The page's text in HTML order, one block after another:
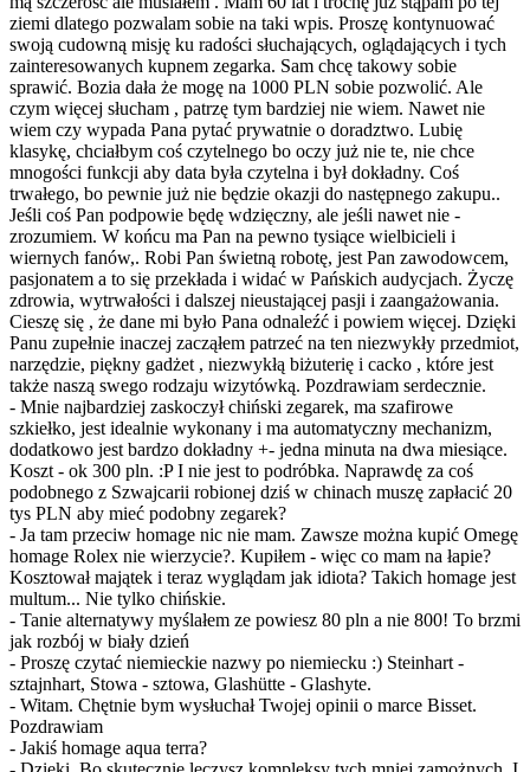
ziemi dlatego pozwalam sobie na taki wpis. Proszę kontynuować
swoją cudowną misję ku radości słuchających, oglądających i tych
zainteresowanych kupnem zegarka. Sam chcę takowy sobie
sprawić. Bozia dała że mogę na 1000 PLN sobie pozwolić. Ale
czym więcej słucham , patrzę tym bardziej nie wiem. Nawet nie
wiem czy wypada Pana pytać prywatnie o doradztwo. Lubię
klasykę, chciałbym coś czytelnego bo oczy już nie te, nie chce
mnogości funkcji aby data była czytelna i był dokładny. Coś
trwałego, bo pewnie już nie będzie okazji do następnego zakupu..
Jeśli coś Pan podpowie będę wdzięczny, ale jeśli nawet nie -
zrozumiem. W końcu ma Pan na pewno tysiące wielbicieli i
wiernych fanów,. Robi Pan świetną robotę, jest Pan zawodowcem,
pasjonatem a to się przekłada i widać w Pańskich audycjach. Życzę
zdrowia, wytrwałości i dalszej nieustającej pasji i zaangażowania.
Cieszę się , że dane mi było Pana odnaleźć i powiem więcej. Dzięki
Panu zupełnie inaczej zacząłem patrzeć na ten niezwykły przedmiot,
narzędzie, piękny gadżet , niezwykłą biżuterię i cacko , które jest
także naszą swego rodzaju wizytówką. Pozdrawiam serdecznie.
- Mnie najbardziej zaskoczył chiński zegarek, ma szafirowe
szkiełko, jest idealnie wykonany i ma automatyczny mechanizm,
dodatkowo jest bardzo dokładny +- jedna minuta na dwa miesiące.
Koszt - ok 300 pln. :P I nie jest to podróbka. Naprawdę za coś
podobnego z Szwajcarii robionej dziś w chinach muszę zapłacić 20
tys PLN aby mieć podobny zegarek?
- Ja tam przeciw homage nic nie mam. Zawsze można kupić Omegę
homage Rolex nie wierzycie?. Kupiłem - więc co mam na łapie?
Kosztował majątek i teraz wyglądam jak idiota? Takich homage jest
multum... Nie tylko chińskie.
- Tanie alternatywy myślałem ze powiesz 80 pln a nie 800! To brzmi
jak rozbój w biały dzień
- Proszę czytać niemieckie nazwy po niemiecku :) Steinhart -
sztajnhart, Stowa - sztowa, Glashütte - Glashyte.
- Witam. Chętnie bym wysłuchał Twojej opinii o marce Bisset.
Pozdrawiam
- Jakiś homage aqua terra?